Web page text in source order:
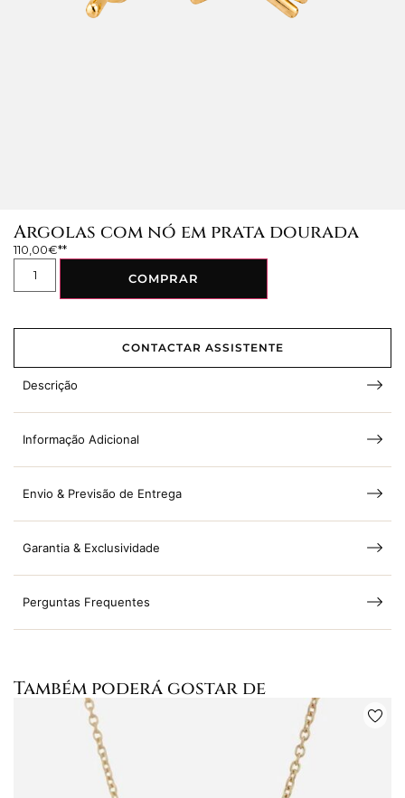
Argolas com nó em prata dourada
110,00€
COMPRAR
CONTACTAR ASSISTENTE
Descrição
Informação Adicional
Envio & Previsão de Entrega
Garantia & Exclusividade
Perguntas Frequentes
Também poderá gostar de